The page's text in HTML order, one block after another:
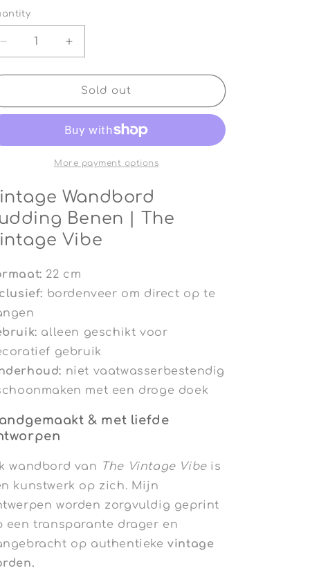
Decrease
quantity
for
Wandbord
|
Vibe
Increase
quantity
for
Vintage
Wandbord
Benen
|
The
Vibe
Sold out
More payment options
Wandbord
Benen | The
Vibe
22 cm
bordenveer om direct op te
alleen geschikt voor
gebruik
niet vaatwasserbestendig
met een droge doek
& met liefde
wandbord van The Vintage Vibeis
kunstwerk op zich. Mijn
worden zorgvuldig geprint
een transparante drager en
op authentiekevintage